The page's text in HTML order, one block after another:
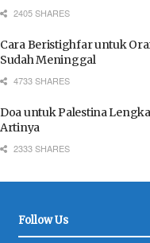
2405 SHARES
Cara Beristighfar untuk
Sudah Meninggal
4733 SHARES
Doa untuk Palestina
Artinya
2333 SHARES
Follow Us